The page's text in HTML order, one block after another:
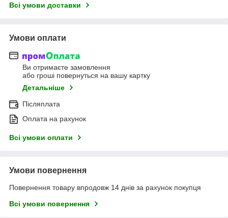
Всі умови доставки
Умови оплати
Ви отримаєте замовлення
або гроші повернуться на вашу картку
Детальніше
Післяплата
Оплата на рахунок
Всі умови оплати
Умови повернення
Повернення товару впродовж 14 днів за рахунок покупця
Всі умови повернення